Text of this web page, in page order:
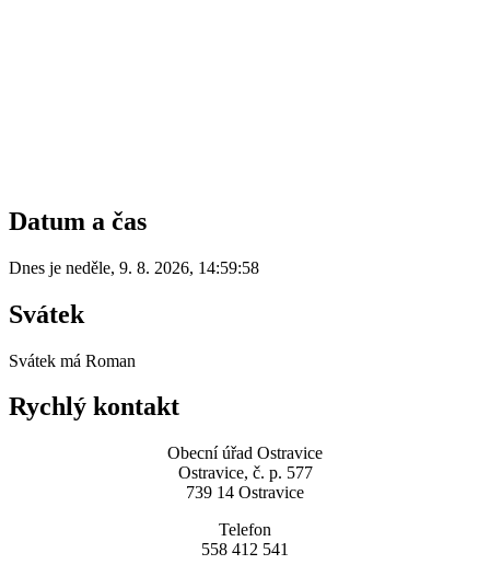
Datum a čas
Dnes je neděle, 9. 8. 2026, 14:59:58
Svátek
Svátek má Roman
Rychlý kontakt
Obecní úřad Ostravice
Ostravice, č. p. 577
739 14 Ostravice
Telefon
558 412 541